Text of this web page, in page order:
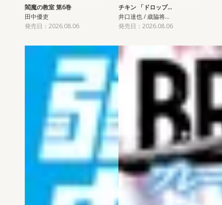
閻魔の教室 第6巻
田中優吏
発売日：2026.08.06
チキン 「ドロップ…
井口達也 / 歳脇将…
発売日：2026.08.06